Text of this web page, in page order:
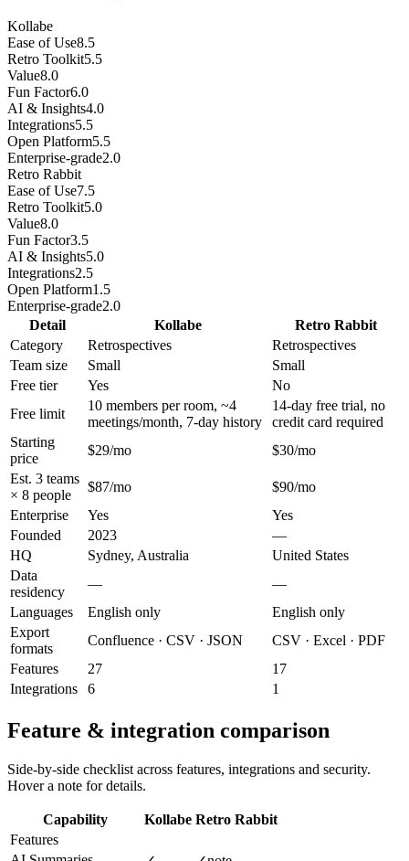
Kollabe
Ease of Use8.5
Retro Toolkit5.5
Value8.0
Fun Factor6.0
AI & Insights4.0
Integrations5.5
Open Platform5.5
Enterprise-grade2.0
Retro Rabbit
Ease of Use7.5
Retro Toolkit5.0
Value8.0
Fun Factor3.5
AI & Insights5.0
Integrations2.5
Open Platform1.5
Enterprise-grade2.0
Detail
Kollabe
Retro Rabbit
Category
Retrospectives
Retrospectives
Team size
Small
Small
Free tier
Yes
No
Free limit
10 members per room, ~4
meetings/month, 7-day history
14-day free trial, no
credit card required
Starting
price
$29/mo
$30/mo
Est. 3 teams
× 8 people
$87/mo
$90/mo
Enterprise
Yes
Yes
Founded
2023
—
HQ
Sydney, Australia
United States
Data
residency
—
—
Languages
English only
English only
Export
formats
Confluence · CSV · JSON
CSV · Excel · PDF
Features
27
17
Integrations
6 1
Feature & integration comparison
Side-by-side checklist across features, integrations and security.
Hover a note for details.
Capability Kollabe Retro Rabbit
Features